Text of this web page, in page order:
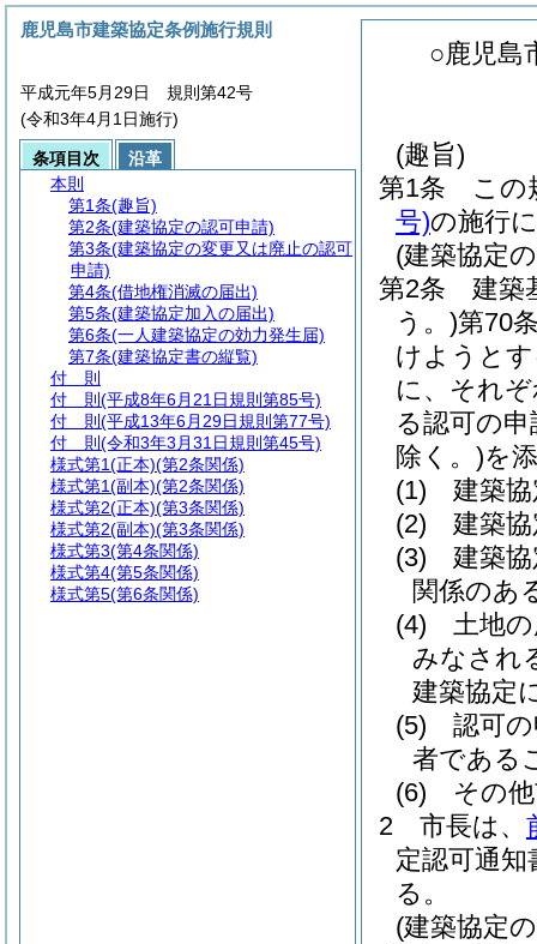
○鹿児島
(趣旨)
第1条
この
号)の施行
(建築協定
第2条
建築
う。)第70
けようと
に、それ
る認可の
除く。)を
(1)
建築
(2)
建築
(3)
建築
関係のあ
(4)
土地
みなされ
建築協定
(5)
認可
者である
(6)
その
2
市長は、
定認可通知
る。
(建築協定
鹿児島市建築協定条例施行規則
平成元年5月29日 規則第42号
(令和3年4月1日施行)
条項目次
沿革
本則
第1条(趣旨)
第2条(建築協定の認可申請)
第3条(建築協定の変更又は廃止の認可
申請)
第4条(借地権消滅の届出)
第5条(建築協定加入の届出)
第6条(一人建築協定の効力発生届)
第7条(建築協定書の縦覧)
付 則
付 則 (平成8年6月21日規則第85号)
付 則 (平成13年6月29日規則第77号)
付 則 (令和3年3月31日規則第45号)
様式第1(正本)(第2条関係)
様式第1(副本)(第2条関係)
様式第2(正本)(第3条関係)
様式第2(副本)(第3条関係)
様式第3(第4条関係)
様式第4(第5条関係)
様式第5(第6条関係)